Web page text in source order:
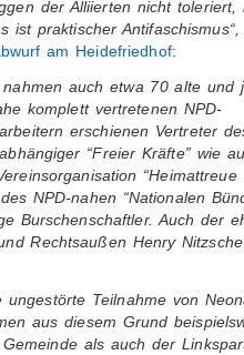
der Alliierten nicht toleriert,
ist praktischer
am Heidefriedhof:
auch etwa 70 alte und
komplett vertretenen NPD-
erschienen Vertreter
“Freier Kräfte” wie
“Heimattreue
NPD-nahen “Nationalen
Burschenschaftler. Auch der
Rechtsaußen Henry
Teilnahme von
aus diesem Grund
als auch der